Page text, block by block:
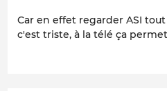
Car en effet regarder ASI
c'est triste, à la télé ça